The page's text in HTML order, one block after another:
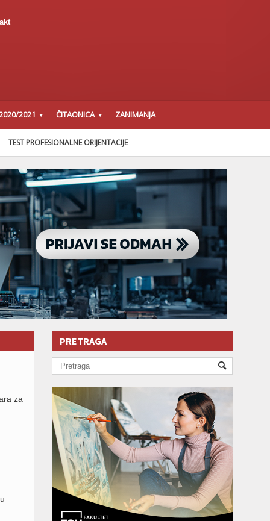
2021 ČITAONICA ZANIMANJA
TEST PROFESIONALNE ORIJENTACIJE
za
PRETRAGA